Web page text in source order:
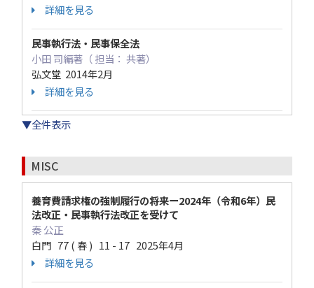
詳細を見る
民事執行法・民事保全法
小田 司編著（ 担当： 共著）
弘文堂 2014年2月
詳細を見る
▼全件表示
MISC
養育費請求権の強制履行の将来ー2024年（令和6年）民
法改正・民事執行法改正を受けて
秦 公正
白門 77 ( 春 ) 11 - 17 2025年4月
詳細を見る